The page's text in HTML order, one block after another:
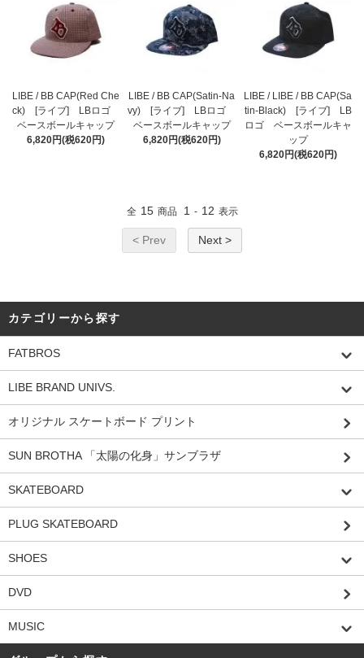
LIBE / BB CAP(Red Che
ck) [ライブ] LBロゴ
ベースボールキャップ
6,820円(税620円)
LIBE / BB CAP(Satin-Na
vy) [ライブ] LBロゴ
ベースボールキャップ
6,820円(税620円)
LIBE / LIBE / BB CAP(Sa
tin-Black) [ライブ] LB
ロゴ ベースボールキャ
ップ
6,820円(税620円)
全 15 商品 1 - 12 表示
< Prev Next >
カテゴリーから探す
FATBROS
LIBE BRAND UNIVS.
オリジナル スケートボード プリント
SUN BROTHA 「太陽の化身」サンブラザ
SKATEBOARD
PLUG SKATEBOARD
SHOES
DVD
MUSIC